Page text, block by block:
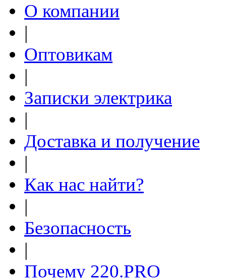
О компании
|
Оптовикам
|
Записки электрика
|
Доставка и получение
|
Как нас найти?
|
Безопасность
|
Почему 220.PRO